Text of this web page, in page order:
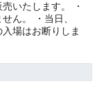
いたします。 ・
ん。 ・当日、
場はお断りしま